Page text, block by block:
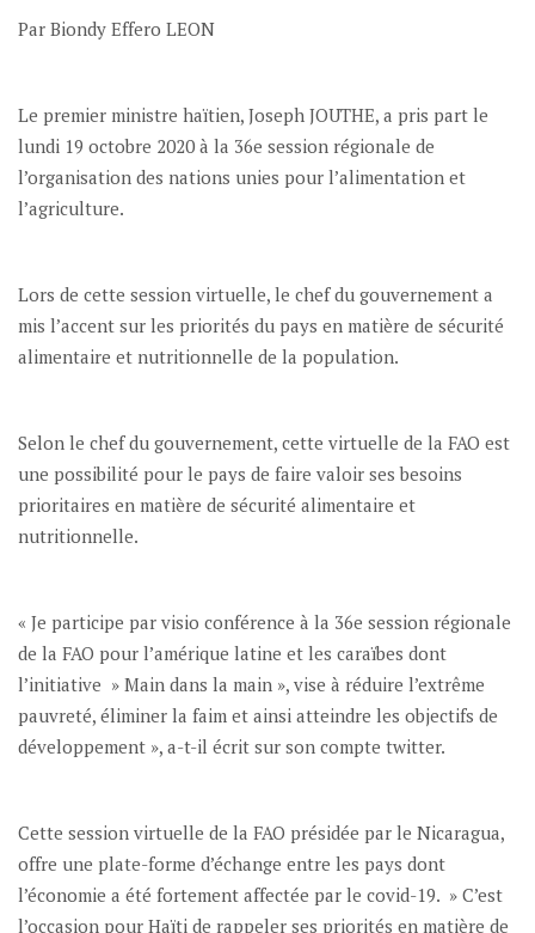
Par Biondy Effero LEON
Le premier ministre haïtien, Joseph JOUTHE, a pris part le
lundi 19 octobre 2020 à la 36e session régionale de
l’organisation des nations unies pour l’alimentation et
l’agriculture.
Lors de cette session virtuelle, le chef du gouvernement a
mis l’accent sur les priorités du pays en matière de sécurité
alimentaire et nutritionnelle de la population.
Selon le chef du gouvernement, cette virtuelle de la FAO est
une possibilité pour le pays de faire valoir ses besoins
prioritaires en matière de sécurité alimentaire et
nutritionnelle.
« Je participe par visio conférence à la 36e session régionale
de la FAO pour l’amérique latine et les caraïbes dont
l’initiative » Main dans la main », vise à réduire l’extrême
pauvreté, éliminer la faim et ainsi atteindre les objectifs de
développement », a-t-il écrit sur son compte twitter.
Cette session virtuelle de la FAO présidée par le Nicaragua,
offre une plate-forme d’échange entre les pays dont
l’économie a été fortement affectée par le covid-19. » C’est
l’occasion pour Haïti de rappeler ses priorités en matière de